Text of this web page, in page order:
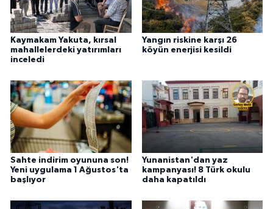
Kaymakam Yakuta, kırsal
mahallelerdeki yatırımları
inceledi
Yangın riskine karşı 26
köyün enerjisi kesildi
Sahte indirim oyununa son!
Yeni uygulama 1 Ağustos'ta
başlıyor
Yunanistan'dan yaz
kampanyası! 8 Türk okulu
daha kapatıldı